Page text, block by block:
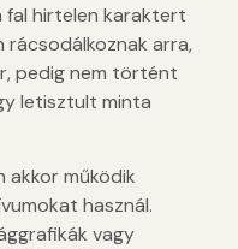
fal hirtelen karaktert
rácsodálkoznak arra,
pedig nem történt
letisztult minta
akkor működik
használ.
vagy